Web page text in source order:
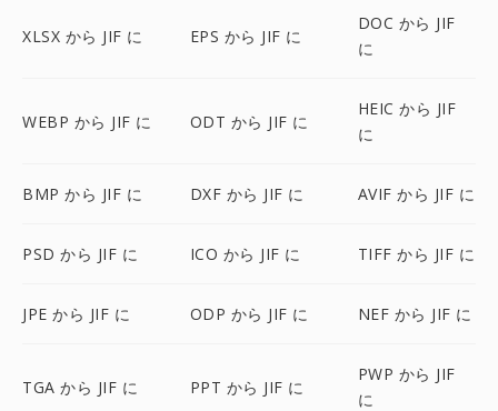
XLSX から JIF に EPS から JIF に
DOC から JIF
に
WEBP から JIF に ODT から JIF に
HEIC から JIF
に
BMP から JIF に DXF から JIF に AVIF から JIF に
PSD から JIF に ICO から JIF に TIFF から JIF に
JPE から JIF に ODP から JIF に NEF から JIF に
TGA から JIF に PPT から JIF に
PWP から JIF
に